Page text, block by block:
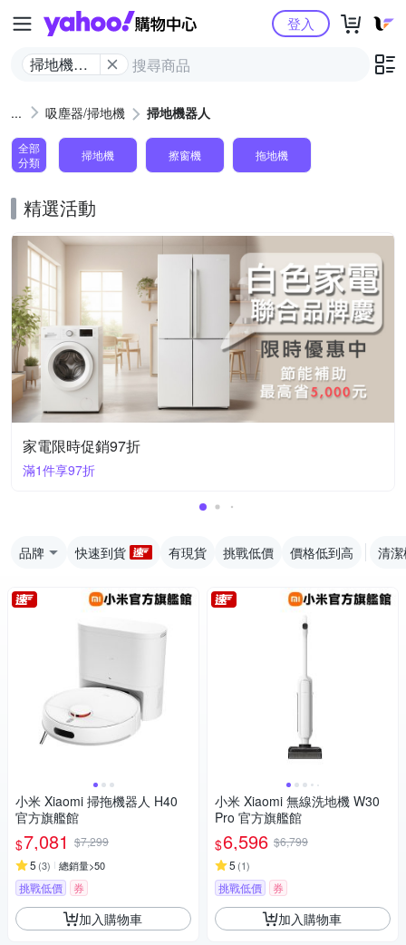
Yahoo購物中心
掃地機器
登入
吸塵器/掃地機 掃地機器人
全部
分類
掃地機 擦窗機 拖地機
精選活動
家電限時促銷97折
滿1件享97折
品牌 快速到貨 有現貨 挑戰低價 價格低到高 清
小米 Xiaomi 掃拖機器人 H40
官方旗艦館
$7,081 $7,299
5 (3) 總銷量>50
挑戰低價 券
加入購物車
小米 Xiaomi 無線洗地機 W30
Pro 官方旗艦館
$6,596 $6,799
5 (1)
挑戰低價 券
加入購物車